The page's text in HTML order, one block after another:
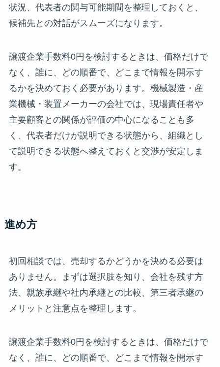
状況、代表者の関与可能期間を整理しておくと、
候補先との対話がスムーズになります。
譲渡企業手数料0円を検討するときは、価格だけで
なく、誰に、どの順番で、どこまで情報を開示す
るかを決めておく必要があります。機械製造・産
業機械・装置メーカーの会社では、現場責任者や
主要顧客との関係が評価の中心になることも多
く、代表者だけが説明できる状態から、組織とし
て説明できる状態へ整えておくと交渉が安定しま
す。
進め方
初回相談では、売却するかどうかを決める必要は
ありません。まずは選択肢を知り、会社を残す方
法、親族承継や社内承継との比較、第三者承継の
メリットと注意点を整理します。
譲渡企業手数料0円を検討するときは、価格だけで
なく、誰に、どの順番で、どこまで情報を開示す